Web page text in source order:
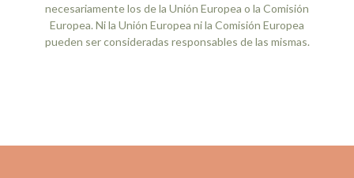
necesariamente los de la Unión Europea o la Comisión
Europea. Ni la Unión Europea ni la Comisión Europea
pueden ser consideradas responsables de las mismas.